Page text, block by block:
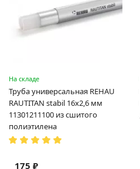
На складе
Труба универсальная REHAU
RAUTITAN stabil 16х2,6 мм
11301211100 из сшитого
полиэтилена
175 ₽